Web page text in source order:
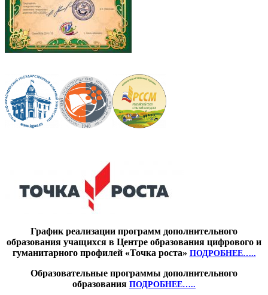
График реализации программ дополнительного
образования учащихся в Центре образования цифрового и
гуманитарного профилей «Точка роста» ПОДРОБНЕЕ…..
Образовательные программы дополнительного
образования ПОДРОБНЕЕ…..